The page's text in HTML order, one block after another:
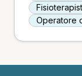
Operatore